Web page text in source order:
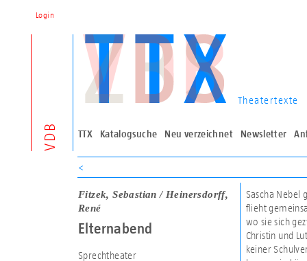
VDB
Theatertexte
TTX Katalogsuche Neu verzeichnet Newsletter
Login
<
Fitzek, Sebastian / Heinersdorff,
René
Elternabend
Sprechtheater
Sascha Nebel
flieht
wo sie sich
Christin und
keiner